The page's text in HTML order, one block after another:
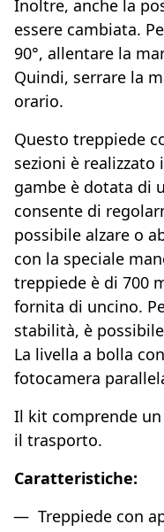
Inoltre, anche la
essere cambiata.
90°, allentare la
Quindi, serrare la
orario.
Questo treppiede
sezioni è
gambe è dotata di
consente di
possibile alzare o
con la speciale
treppiede è di 700
fornita di uncino.
stabilità, è
La livella a bolla
fotocamera
Il kit comprende
il trasporto.
Caratteristiche:
Treppiede con